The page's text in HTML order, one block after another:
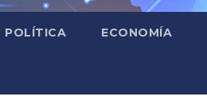
POLÍTICA ECONOMÍA